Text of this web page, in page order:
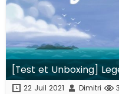
[Test et Unboxing]
22 Juil 2021 Dimitri